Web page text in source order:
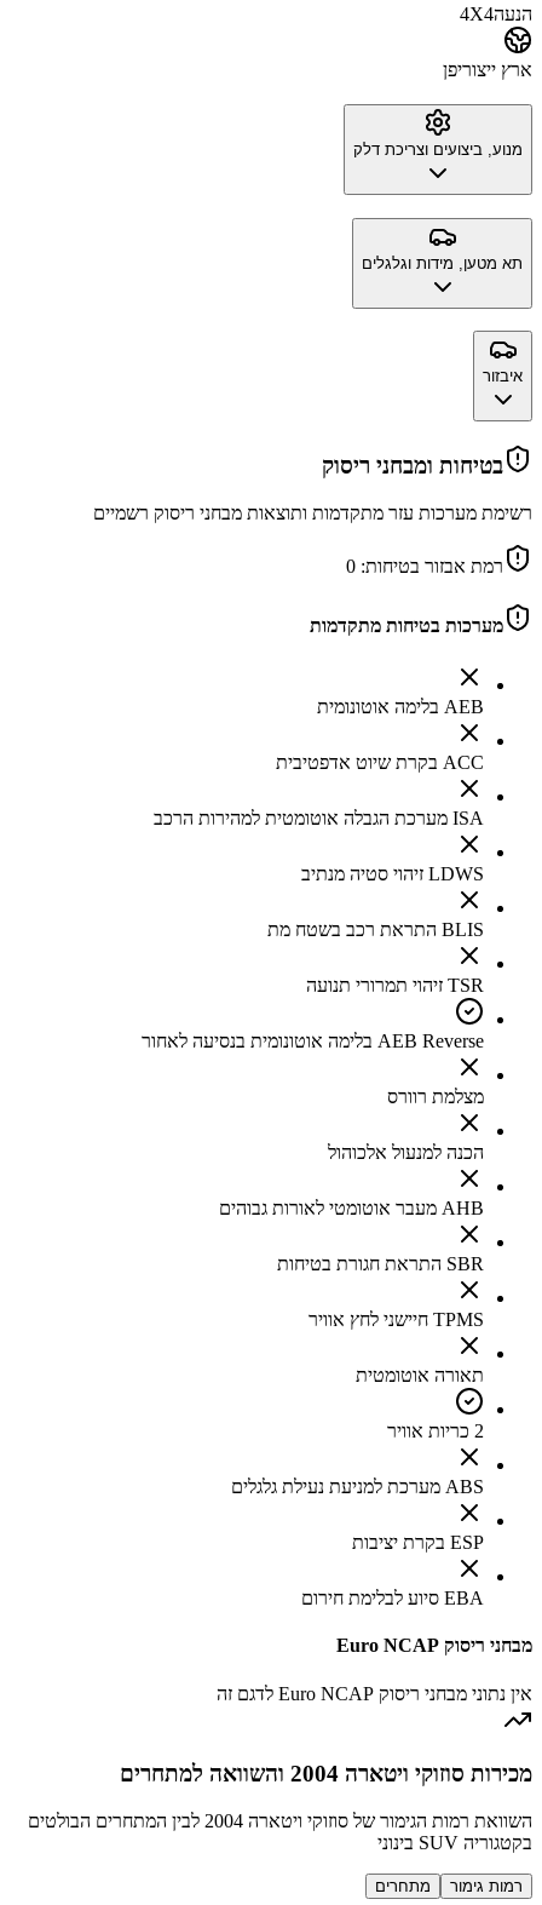
הנעה4X4
ארץ ייצוריפן
מנוע, ביצועים וצריכת דלק
תא מטען, מידות וגלגלים
איבזור
בטיחות ומבחני ריסוק
רשימת מערכות עזר מתקדמות ותוצאות מבחני ריסוק רשמיים
רמת אבזור בטיחות: 0
מערכות בטיחות מתקדמות
AEB בלימה אוטונומית
ACC בקרת שיוט אדפטיבית
ISA מערכת הגבלה אוטומטית למהירות הרכב
LDWS זיהוי סטיה מנתיב
BLIS התראת רכב בשטח מת
TSR זיהוי תמרורי תנועה
AEB Reverse בלימה אוטונומית בנסיעה לאחור
מצלמת רוורס
הכנה למנעול אלכוהול
AHB מעבר אוטומטי לאורות גבוהים
SBR התראת חגורת בטיחות
TPMS חיישני לחץ אוויר
תאורה אוטומטית
2 כריות אוויר
ABS מערכת למניעת נעילת גלגלים
ESP בקרת יציבות
EBA סיוע לבלימת חירום
מבחני ריסוק Euro NCAP
אין נתוני מבחני ריסוק Euro NCAP לדגם זה
מכירות סוזוקי ויטארה 2004 והשוואה למתחרים
השוואת רמות הגימור של סוזוקי ויטארה 2004 לבין המתחרים הבולטים
בקטגוריה SUV בינוני
רמות גימור מתחרים